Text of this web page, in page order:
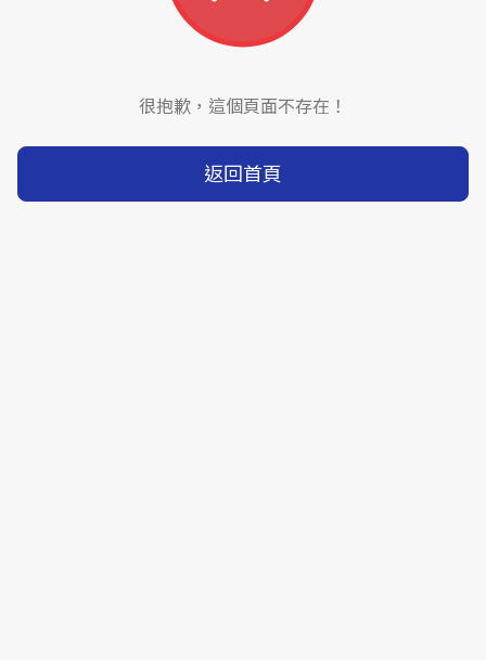
很抱歉，這個頁面不存在！
返回首頁